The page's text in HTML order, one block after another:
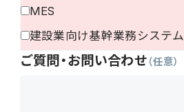
MES
建設業向け基幹業務システム
ご質問・お問い合わせ